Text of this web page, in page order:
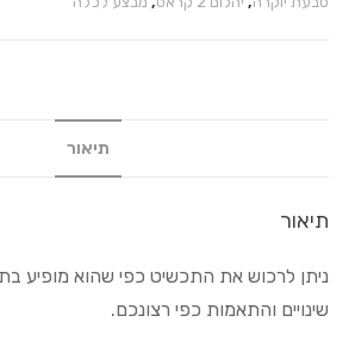
תיאור
תיאור
ניתן לרכוש את התכשיט כפי שהוא מופיע
שינויים והתאמות כפי רצונכם.